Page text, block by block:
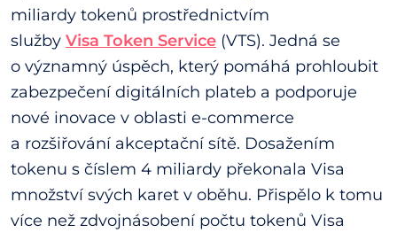
miliardy tokenů prostřednictvím
služby Visa Token Service (VTS). Jedná se
o významný úspěch, který pomáhá prohloubit
zabezpečení digitálních plateb a podporuje
nové inovace v oblasti e-commerce
a rozšiřování akceptační sítě. Dosažením
tokenu s číslem 4 miliardy překonala Visa
množství svých karet v oběhu. Přispělo k tomu
více než zdvojnásobení počtu tokenů Visa